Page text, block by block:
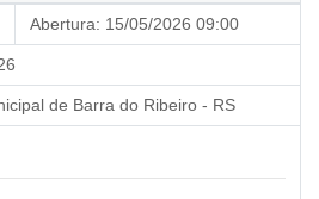
Abertura: 15/05/2026 09:00
de Barra do Ribeiro - RS